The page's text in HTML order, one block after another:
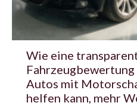
Wie eine
Autos mit
helfen kann, mehr